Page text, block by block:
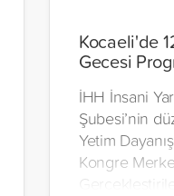
Kocaeli'de
Gecesi
İHH İnsani
Şubesi’nin
Yetim
Kongre